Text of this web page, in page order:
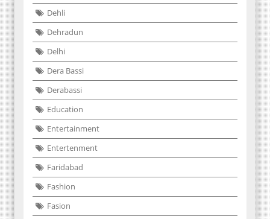
Dehli
Dehradun
Delhi
Dera Bassi
Derabassi
Education
Entertainment
Entertenment
Faridabad
Fashion
Fasion